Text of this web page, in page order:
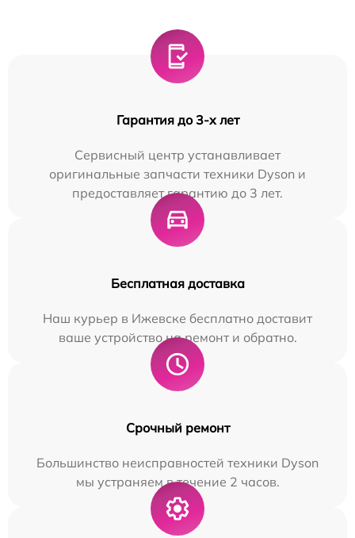
Гарантия до 3-х лет
Сервисный центр устанавливает
оригинальные запчасти техники Dyson и
предоставляет гарантию до 3 лет.
Бесплатная доставка
Наш курьер в Ижевске бесплатно доставит
ваше устройство на ремонт и обратно.
Срочный ремонт
Большинство неисправностей техники Dyson
мы устраняем в течение 2 часов.